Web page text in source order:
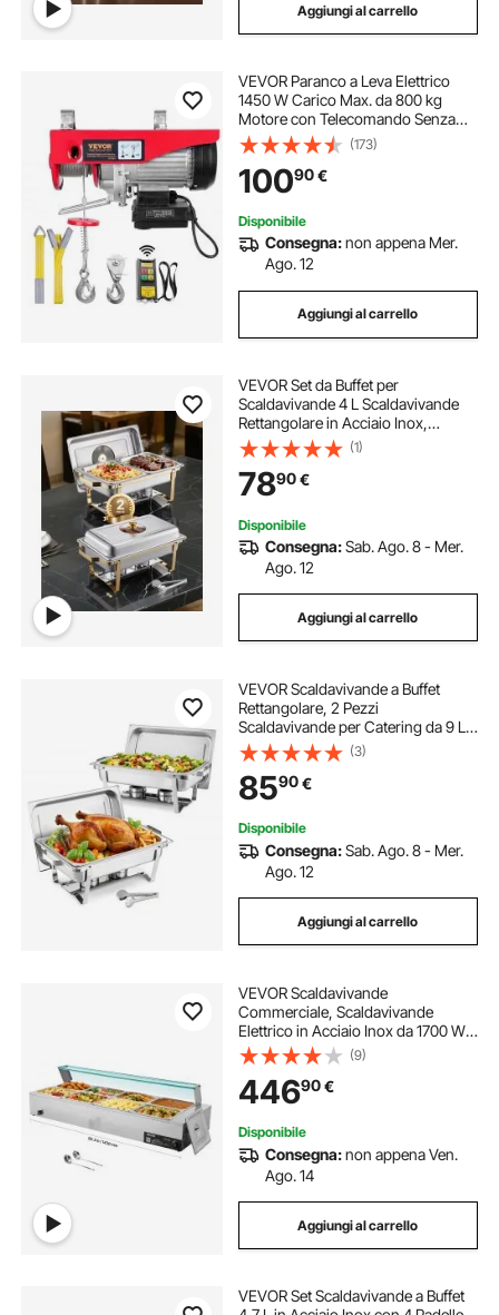
Aggiungi al carrello
VEVOR Paranco a Leva Elettrico
1450 W Carico Max. da 800 kg
Motore con Telecomando Senza
Filo Distanza da 10m, Paranco
Elettrico a Leva per Sollevamento
Carico Velocità 10 m/min Altezza
12m
(173)
10090€
Disponibile
Consegna:non appena Mer.
Ago. 12
Aggiungi al carrello
VEVOR Set da Buffet per
Scaldavivande 4 L Scaldavivande
Rettangolare in Acciaio Inox,
Confezione 2, con 4 Padelle
Dimezzate, Coperchio in Vetro,
Supporto Pieghevole per Teglia per
Acqua e Carburante
(1)
7890€
Disponibile
Consegna:Sab. Ago. 8 - Mer.
Ago. 12
Aggiungi al carrello
VEVOR Scaldavivande a Buffet
Rettangolare, 2 Pezzi
Scaldavivande per Catering da 9 L
in Acciaio Inox, con Manico Cavo, 1
Pinza per Alimenti, Coperchio,
Porta Combustibile, per Banchetti,
Feste
(3)
8590€
Disponibile
Consegna:Sab. Ago. 8 - Mer.
Ago. 12
Aggiungi al carrello
VEVOR Scaldavivande
Commerciale, Scaldavivande
Elettrico in Acciaio Inox da 1700 W
con Coperchio in Vetro,
Bagnomaria da Banco a 8 Teglie,
con Mestoli per Zuppa e Forati, per
Ristoranti
(9)
44690€
Disponibile
Consegna:non appena Ven.
Ago. 14
Aggiungi al carrello
VEVOR Set Scaldavivande a Buffet